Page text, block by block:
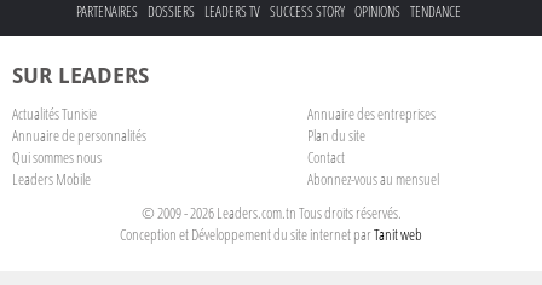
PARTENAIRES DOSSIERS LEADERS TV SUCCESS STORY OPINIONS TENDANCE
SUR LEADERS
Actualités Tunisie
Annuaire des entreprises
Annuaire de personnalités
Plan du site
Qui sommes nous
Contact
Leaders Mobile
Abonnez-vous au mensuel
© 2009 - 2026 Leaders.com.tn Tous droits réservés.
Conception et Développement du site internet parTanit web